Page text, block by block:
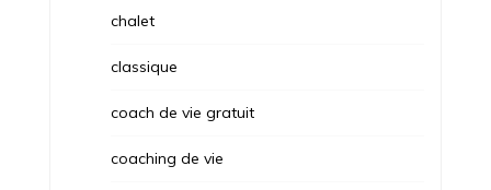
chalet
classique
coach de vie gratuit
coaching de vie